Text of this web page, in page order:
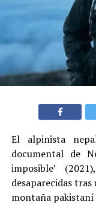
El alpinista
documental de
imposible’
desaparecidas
montaña